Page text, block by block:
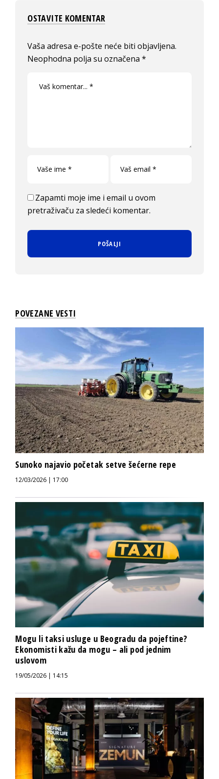
OSTAVITE KOMENTAR
Vaša adresa e-pošte neće biti objavljena.
Neophodna polja su označena*
Zapamti moje ime i email u ovom
pretraživaču za sledeći komentar.
POVEZANE VESTI
Sunoko najavio početak setve šećerne repe
12/03/2026 | 17:00
Mogu li taksi usluge u Beogradu da pojeftine?
Ekonomisti kažu da mogu – ali pod jednim
uslovom
19/05/2026 | 14:15